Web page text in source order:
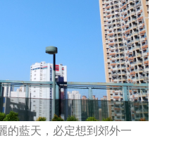
的藍天，必定想到郊外一